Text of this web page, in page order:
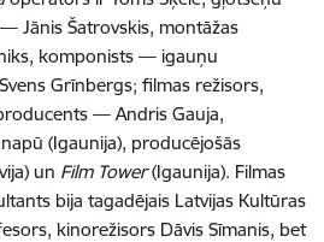
Jānis Šatrovskis, montāžas
komponists — igauņu
Grīnbergs; filmas režisors,
— Andris Gauja,
(Igaunija), producējošās
un Film Tower(Igaunija). Filmas
bija tagadējais Latvijas Kultūras
kinorežisors Dāvis Sīmanis, bet